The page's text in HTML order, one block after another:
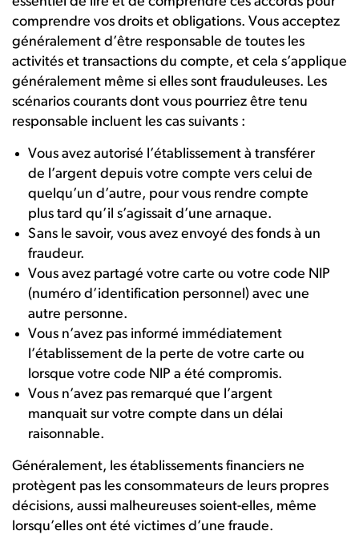
comprendre vos droits et obligations. Vous acceptez
généralement d’être responsable de toutes les
activités et transactions du compte, et cela s’applique
généralement même si elles sont frauduleuses. Les
scénarios courants dont vous pourriez être tenu
responsable incluent les cas suivants :
Vous avez autorisé l’établissement à transférer
de l’argent depuis votre compte vers celui de
quelqu’un d’autre, pour vous rendre compte
plus tard qu’il s’agissait d’une arnaque.
Sans le savoir, vous avez envoyé des fonds à un
fraudeur.
Vous avez partagé votre carte ou votre code NIP
(numéro d’identification personnel) avec une
autre personne.
Vous n’avez pas informé immédiatement
l’établissement de la perte de votre carte ou
lorsque votre code NIP a été compromis.
Vous n’avez pas remarqué que l’argent
manquait sur votre compte dans un délai
raisonnable.
Généralement, les établissements financiers ne
protègent pas les consommateurs de leurs propres
décisions, aussi malheureuses soient-elles, même
lorsqu’elles ont été victimes d’une fraude.